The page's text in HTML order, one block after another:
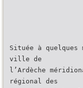
Située à quelques
ville de
l’Ardèche
régional des